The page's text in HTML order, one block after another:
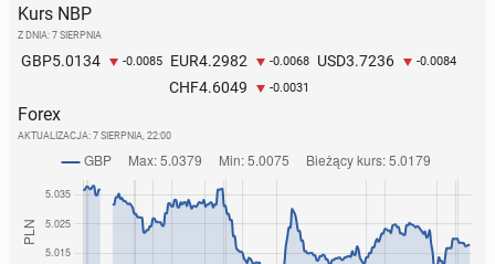
Kurs NBP
Z DNIA: 7 SIERPNIA
GBP5.0134 -0.0085 EUR4.2982 -0.0068 USD3.7236 -0.0084
CHF4.6049 -0.0031
Forex
AKTUALIZACJA: 7 SIERPNIA, 22:00